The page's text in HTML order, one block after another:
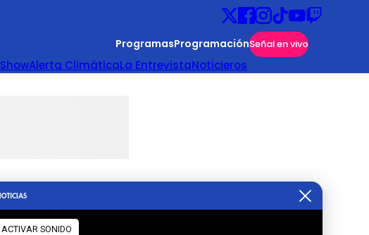
ProgramasProgramaciónSeñal en vivo
ShowAlerta ClimáticaLa EntrevistaNoticieros